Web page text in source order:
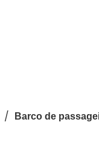
/ Barco de